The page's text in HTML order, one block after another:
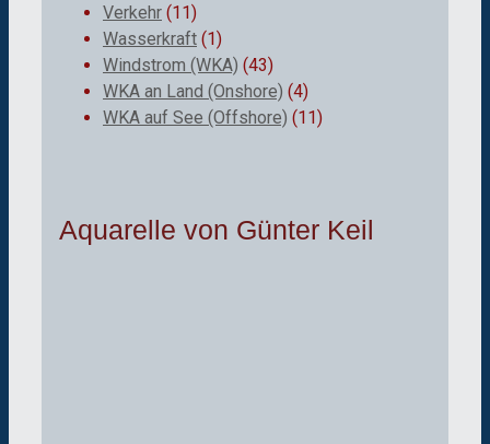
Verkehr (11)
Wasserkraft (1)
Windstrom (WKA) (43)
WKA an Land (Onshore) (4)
WKA auf See (Offshore) (11)
Aquarelle von Günter Keil